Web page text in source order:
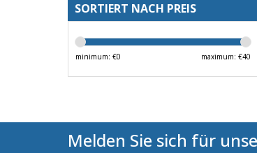
SORTIERT NACH PREIS
minimum: €0 maximum: €40
Melden Sie sich für